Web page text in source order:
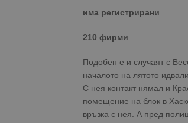
има регистрирани
210 фирми
Подобен е и случаят с
началото на лятото
С нея контакт нямал и
помещение на блок в
връзка с нея. А пред